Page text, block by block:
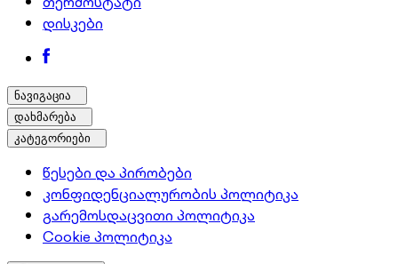
დისკები
ნავიგაცია
დახმარება
კატეგორიები
წესები და პირობები
კონფიდენციალურობის პოლიტიკა
გარემოსდაცვითი პოლიტიკა
Cookie პოლიტიკა